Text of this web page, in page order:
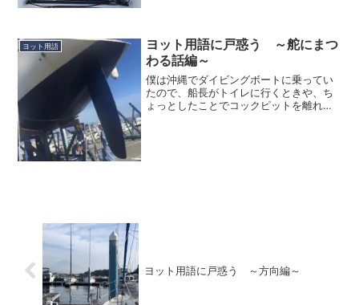
いたのですが、ヨットの...
ヨット用語
ヨット用語に戸惑う ～舵にまつ
わる話編～
僕は沖縄でダイビングボートに乗ってい
たので、船長がトイレに行くときや、ち
ょっとしたことでコックピットを離れる
ヨット用語に戸惑う ～方向編～